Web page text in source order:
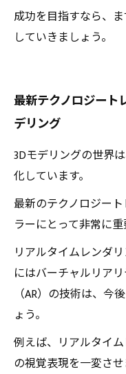
成功を目指すなら、
していきましょう。
最新テクノロジート
デリング
3Dモデリングの世界
化しています。
最新のテクノロジー
ラーにとって非常に重
リアルタイムレンダ
にはバーチャルリア
（AR）の技術は、今
ょう。
例えば、リアルタイ
の視覚表現を一変させ